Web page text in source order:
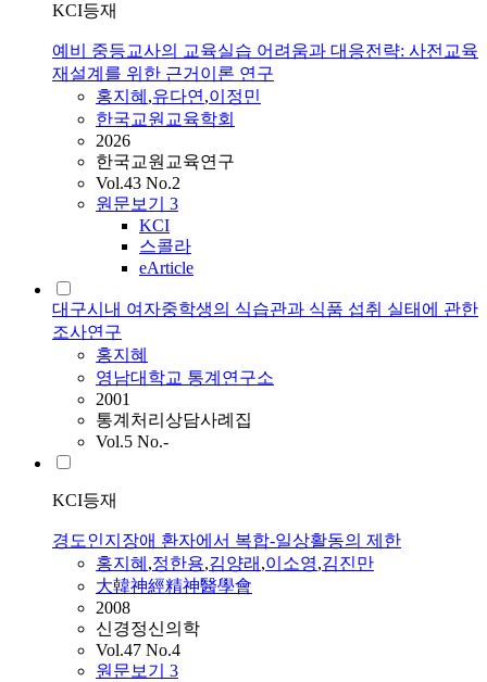
KCI등재
예비 중등교사의 교육실습 어려움과 대응전략: 사전교육
재설계를 위한 근거이론 연구
홍지혜 ,유다연,이정민
한국교원교육학회
2026
한국교원교육연구
Vol.43 No.2
원문보기 3
KCI
스콜라
eArticle
대구시내 여자중학생의 식습관과 식품 섭취 실태에 관한
조사연구
홍지혜
영남대학교 통계연구소
2001
통계처리상담사례집
Vol.5 No.-
KCI등재
경도인지장애 환자에서 복합-일상활동의 제한
홍지혜 ,정한용,김양래 ,이소영,김진만
大韓神經精神醫學會
2008
신경정신의학
Vol.47 No.4
원문보기 3